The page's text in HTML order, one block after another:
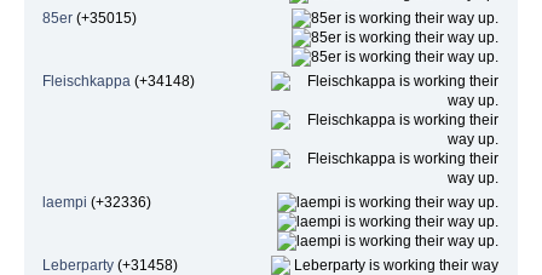
85er(+35015)
Fleischkappa(+34148)
laempi (+32336)
Leberparty(+31458)